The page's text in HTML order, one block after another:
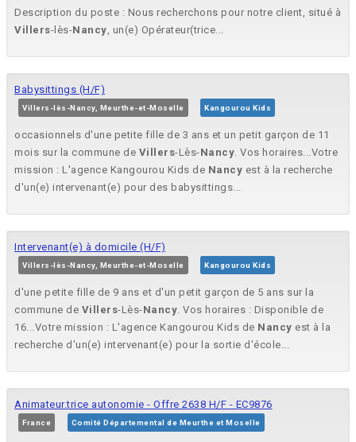
Description du poste : Nous recherchons pour notre client, situé à
Villers-lès-Nancy, un(e) Opérateur(trice...
Babysittings (H/F)
Villers-lès-Nancy, Meurthe-et-Moselle Kangourou Kids
occasionnels d'une petite fille de 3 ans et un petit garçon de 11
mois sur la commune de Villers-Lès-Nancy. Vos horaires...Votre
mission : L'agence Kangourou Kids de Nancy est à la recherche
d'un(e) intervenant(e) pour des babysittings...
Intervenant(e) à domicile (H/F)
Villers-lès-Nancy, Meurthe-et-Moselle Kangourou Kids
d'une petite fille de 9 ans et d'un petit garçon de 5 ans sur la
commune de Villers-Lès-Nancy. Vos horaires : Disponible de
16...Votre mission : L'agence Kangourou Kids de Nancy est à la
recherche d'un(e) intervenant(e) pour la sortie d'école...
Animateur.trice autonomie - Offre 2638 H/F - EC9876
France Comité Départemental de Meurthe et Moselle